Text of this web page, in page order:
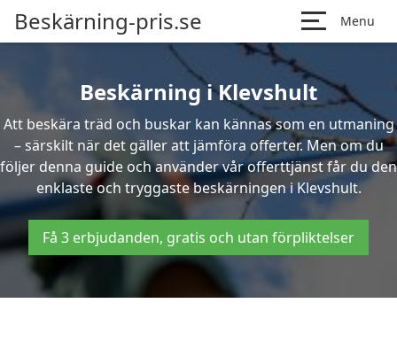
Beskärning-pris.se Menu
Beskärning i Klevshult
Att beskära träd och buskar kan kännas som en utmaning
– särskilt när det gäller att jämföra offerter. Men om du
följer denna guide och använder vår offerttjänst får du den
enklaste och tryggaste beskärningen i Klevshult.
Få 3 erbjudanden, gratis och utan förpliktelser